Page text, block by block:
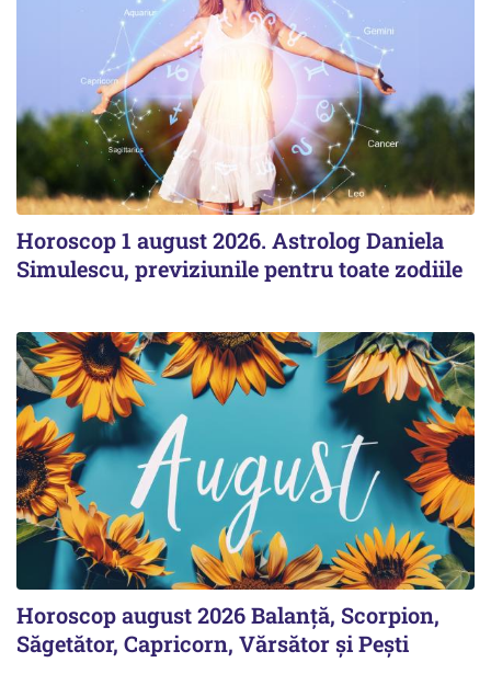
Horoscop 1 august 2026. Astrolog Daniela
Simulescu, previziunile pentru toate zodiile
Horoscop august 2026 Balanță, Scorpion,
Săgetător, Capricorn, Vărsător și Pești